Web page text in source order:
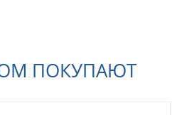
ПОКУПАЮТ